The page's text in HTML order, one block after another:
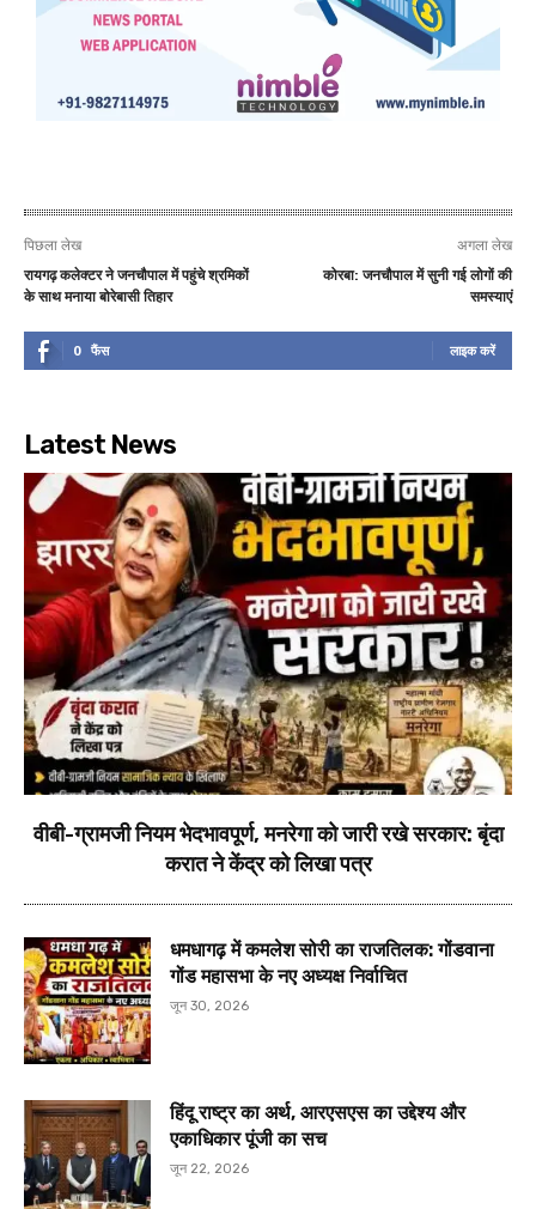
पिछला लेख
रायगढ़ कलेक्टर ने जनचौपाल में पहुंचे श्रमिकों
के साथ मनाया बोरेबासी तिहार
अगला लेख
कोरबा: जनचौपाल में सुनी गई लोगों की
समस्याएं
0 फैंस लाइक करें
Latest News
वीबी-ग्रामजी नियम भेदभावपूर्ण, मनरेगा को जारी रखे सरकार: बृंदा
करात ने केंद्र को लिखा पत्र
धमधागढ़ में कमलेश सोरी का राजतिलक: गोंडवाना
गोंड महासभा के नए अध्यक्ष निर्वाचित
जून 30, 2026
हिंदू राष्ट्र का अर्थ, आरएसएस का उद्देश्य और
एकाधिकार पूंजी का सच
जून 22, 2026